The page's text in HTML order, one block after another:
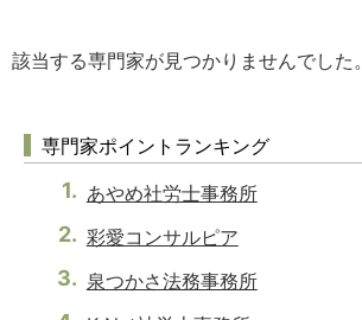
該当する専門家が見つかりませんでした。
専門家ポイントランキング
あやめ社労士事務所
彩愛コンサルピア
泉つかさ法務事務所